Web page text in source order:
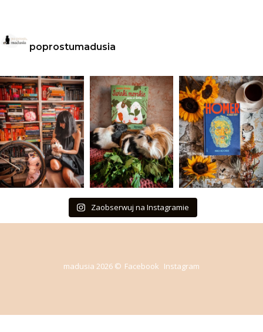
poprostumadusia
Zaobserwuj na Instagramie
madusia 2026 © Facebook Instagram